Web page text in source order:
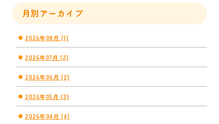
月別アーカイブ
2026年08月 (1)
2026年07月 (2)
2026年06月 (2)
2026年05月 (2)
2026年04月 (4)